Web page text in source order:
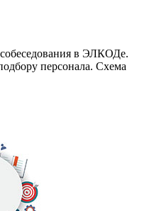
в ЭЛКОДе.
персонала. Схема